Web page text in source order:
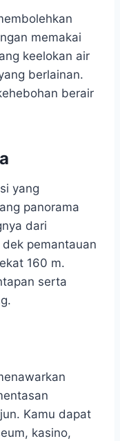
memakai
keelokan air
berlainan.
berair
yang
panorama
dari
pemantauan
160 m.
serta
Kamu dapat
kasino,